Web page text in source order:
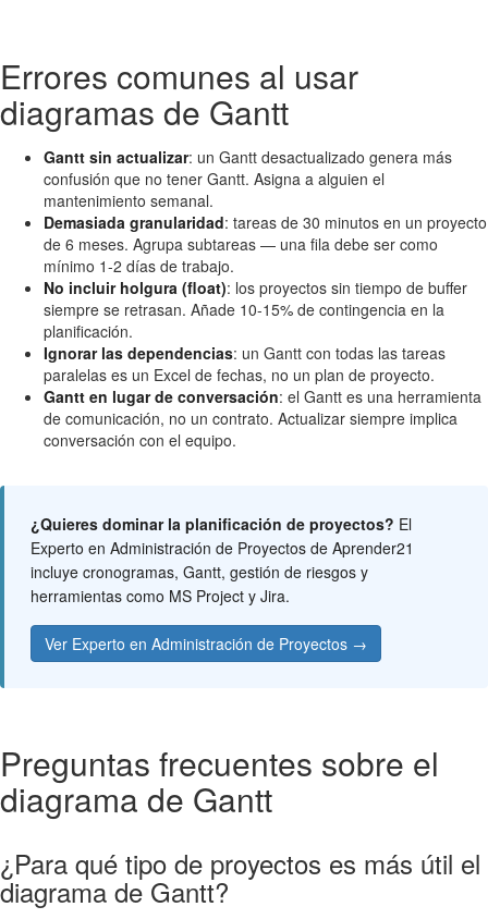
Errores comunes al usar
diagramas de Gantt
Gantt sin actualizar: un Gantt desactualizado genera más
confusión que no tener Gantt. Asigna a alguien el
mantenimiento semanal.
Demasiada granularidad: tareas de 30 minutos en un proyecto
de 6 meses. Agrupa subtareas — una fila debe ser como
mínimo 1-2 días de trabajo.
No incluir holgura (float): los proyectos sin tiempo de buffer
siempre se retrasan. Añade 10-15% de contingencia en la
planificación.
Ignorar las dependencias: un Gantt con todas las tareas
paralelas es un Excel de fechas, no un plan de proyecto.
Gantt en lugar de conversación: el Gantt es una herramienta
de comunicación, no un contrato. Actualizar siempre implica
conversación con el equipo.
¿Quieres dominar la planificación de proyectos? El
Experto en Administración de Proyectos de Aprender21
incluye cronogramas, Gantt, gestión de riesgos y
herramientas como MS Project y Jira.
Ver Experto en Administración de Proyectos →
Preguntas frecuentes sobre el
diagrama de Gantt
¿Para qué tipo de proyectos es más útil el
diagrama de Gantt?